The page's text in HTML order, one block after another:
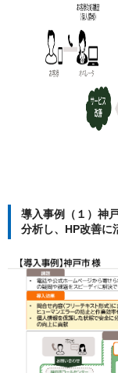
導入事例（１）神
分析し、HP改善に